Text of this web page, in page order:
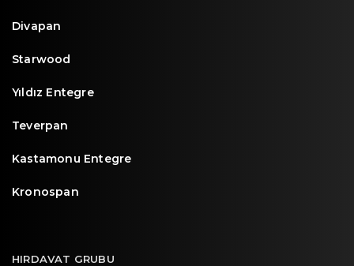
Divapan
Starwood
Yıldız Entegre
Teverpan
Kastamonu Entegre
Kronospan
HIRDAVAT GRUBU